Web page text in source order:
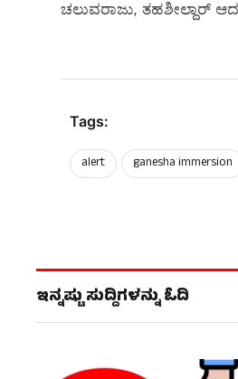
ಚಲುವರಾಜು, ತಹಶೀಲ್ದಾರ್
Tags:
alert ganesha immersion
ಇನ್ನಷ್ಟು ಸುದ್ದಿಗಳನ್ನು ಓದಿ